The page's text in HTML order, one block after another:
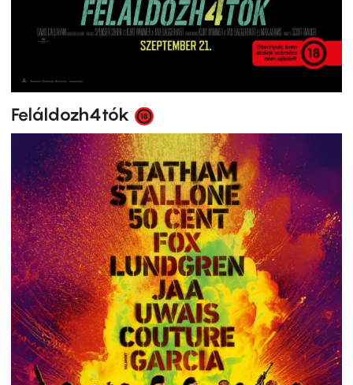
Feláldozh4tók